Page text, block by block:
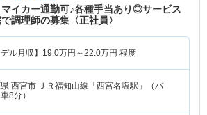
マイカー通勤可♪各種手当あり◎サービス
調理師の募集〈正社員〉
デル月収】 19.0万円～22.0万円 程度
西宮市 ＪＲ福知山線「西宮名塩駅」（バ
8分）